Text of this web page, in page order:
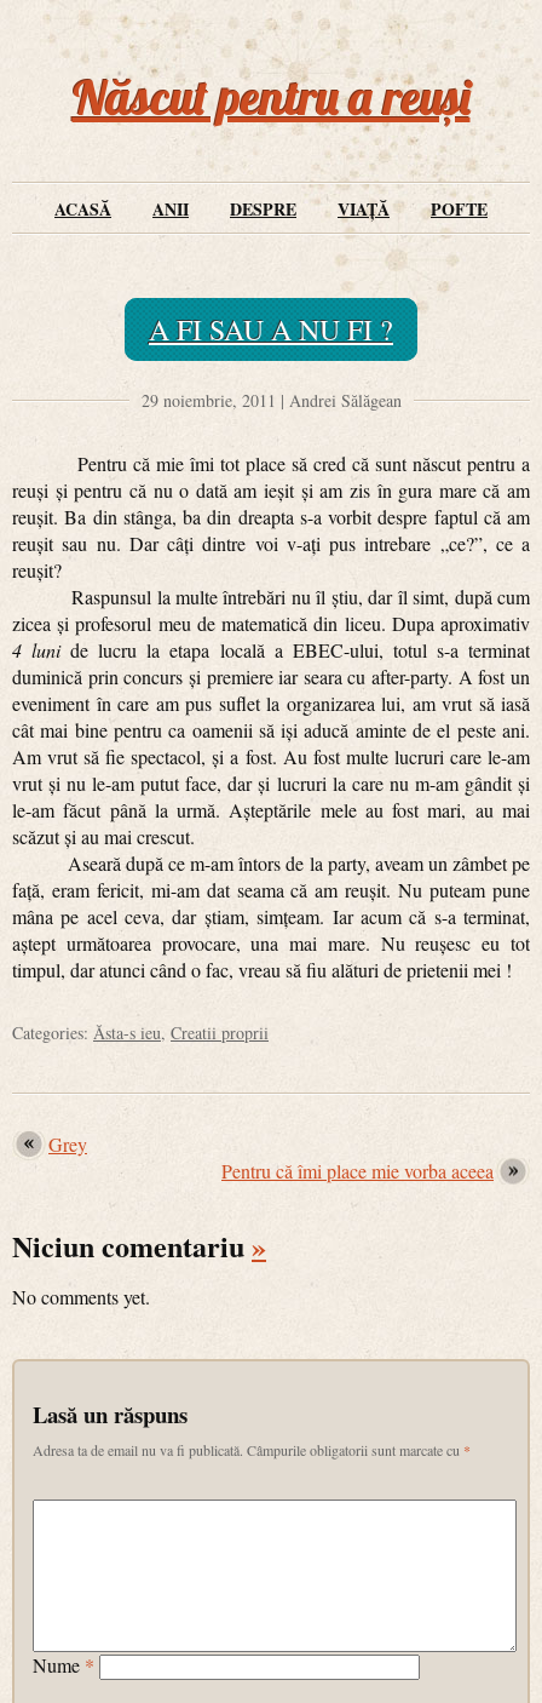
Născut pentru a reuși
ACASĂ ANII DESPRE VIAȚĂ POFTE
A FI SAU A NU FI ?
29 noiembrie, 2011 | Andrei Sălăgean
Pentru că mie îmi tot place să cred că sunt născut pentru a
reuși și pentru că nu o dată am ieșit și am zis în gura mare că am
reușit. Ba din stânga, ba din dreapta s-a vorbit despre faptul că am
reușit sau nu. Dar câți dintre voi v-ați pus intrebare „ce?”, ce a
reușit?
Raspunsul la multe întrebări nu îl știu, dar îl simt, după cum
zicea și profesorul meu de matematică din liceu. Dupa aproximativ
4 lunide lucru la etapa locală a EBEC-ului, totul s-a terminat
duminică prin concurs și premiere iar seara cu after-party. A fost un
eveniment în care am pus suflet la organizarea lui, am vrut să iasă
cât mai bine pentru ca oamenii să iși aducă aminte de el peste ani.
Am vrut să fie spectacol, și a fost. Au fost multe lucruri care le-am
vrut și nu le-am putut face, dar și lucruri la care nu m-am gândit și
le-am făcut până la urmă. Așteptările mele au fost mari, au mai
scăzut și au mai crescut.
Aseară după ce m-am întors de la party, aveam un zâmbet pe
față, eram fericit, mi-am dat seama că am reușit. Nu puteam pune
mâna pe acel ceva, dar știam, simțeam. Iar acum că s-a terminat,
aștept următoarea provocare, una mai mare. Nu reușesc eu tot
timpul, dar atunci când o fac, vreau să fiu alături de prietenii mei !
Categories: Ăsta-s ieu, Creatii proprii
Grey
Pentru că îmi place mie vorba aceea
Niciun comentariu»
No comments yet.
Lasă un răspuns
Adresa ta de email nu va fi publicată. Câmpurile obligatorii sunt marcate cu *
Nume *